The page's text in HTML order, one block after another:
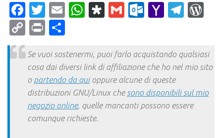
Facebook
Twitter
EmailWhatsApp
Diaspora
Gmail Yahoo
CopyPrint
Se vuoi sostenermi, puoi farlo acquistando qualsiasi
cosa dai diversi link di affiliazione che ho nel mio sito
o partendo da quioppure alcune di queste
distribuzioni GNU/Linux che sono disponibili sul mio
negozio online, quelle mancanti possono essere
comunque richieste.